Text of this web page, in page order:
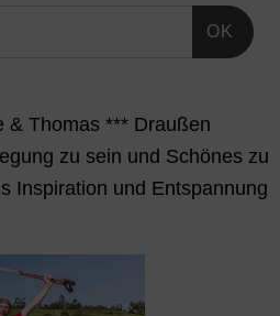
OK
& Thomas *** Draußen
zu sein und Schönes zu
Inspiration und Entspannung